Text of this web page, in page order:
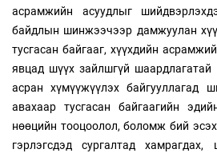
асрамжийн асуудлыг
байдлын шинжээчээр дамжуулан
тусгасан байгааг, хүүхдийн
явцад шүүх зайлшгүй шаардлагатай
асран хүмүүжүүлэх байгууллагад
авахаар тусгасан байгаагийн
нөөцийн тооцоолол, боломж бий
гэрлэгсдэд сургалтад